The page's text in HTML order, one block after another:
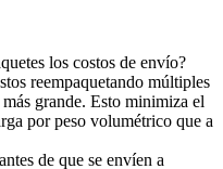
los costos de envío?
reempaquetando múltiples
grande. Esto minimiza el
por peso volumétrico que a
de que se envíen a